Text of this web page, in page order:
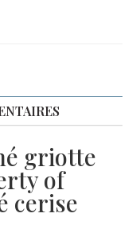
griotte
of
cerise